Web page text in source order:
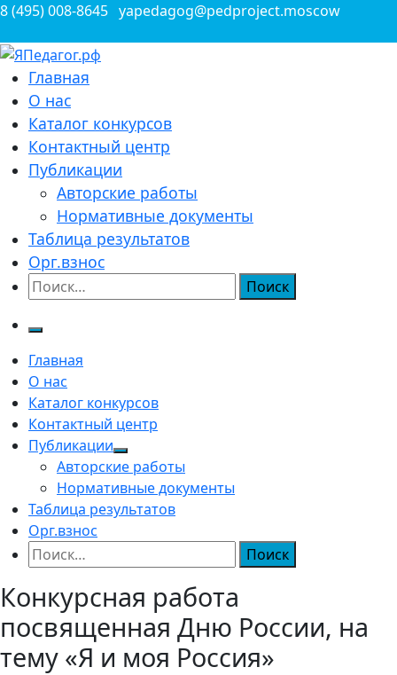
Перейти
содержимому
8 (495) 008-8645 yapedagog@pedproject.moscow
ЯПедагог.рф
Всероссийские конкурсы для педагогов
Главная
О нас
Каталог конкурсов
Контактный центр
Публикации
Авторские работы
Нормативные документы
Таблица результатов
Орг.взнос
Найти:
Главная
О нас
Каталог конкурсов
Контактный центр
Публикации
Авторские работы
Нормативные документы
Таблица результатов
Орг.взнос
Найти:
Конкурсная работа
посвященная Дню России, на
тему «Я и моя Россия»